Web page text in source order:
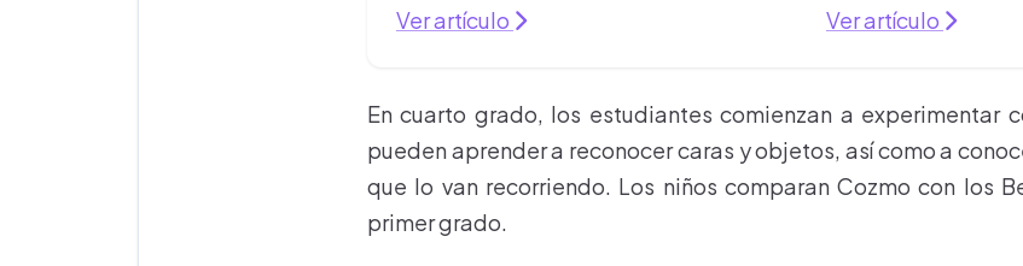
Ver artículo Ver artículo
En cuarto grado, los estudiantes comienzan a experimentar
pueden aprender a reconocer caras y objetos, así como a
que lo van recorriendo. Los niños comparan Cozmo con los
primer grado.